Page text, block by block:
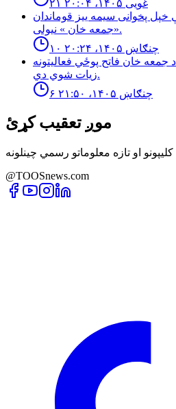
۲۱ غویی ۱۴۰۵، ۲۰:۰۴
خپل پخوانى سيمه ييز قوماندان
«جمعه خان » نيولى.
۱۰ چنګاښ ۱۴۰۵، ۲۰:۲۴
خان فاتح پوځي فعالیتونه
زیات شوي دي.
۶ چنګاښ ۱۴۰۵، ۲۱:۵۰
موږ تعقیب کړئ
@TOOSnews.com